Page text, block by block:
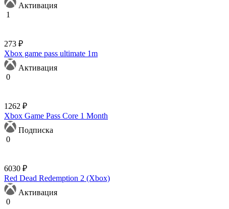
Активация
1
273 ₽
Xbox game pass ultimate 1m
Активация
0
1262 ₽
Xbox Game Pass Core 1 Month
Подписка
0
6030 ₽
Red Dead Redemption 2 (Xbox)
Активация
0